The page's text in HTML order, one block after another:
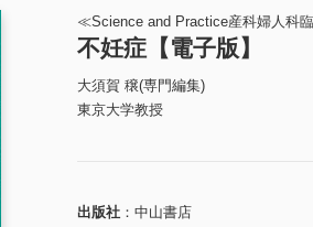
≪Science and Practice産科婦人科
不妊症【電子版】
大須賀 穣(専門編集)
東京大学教授
出版社
中山書店